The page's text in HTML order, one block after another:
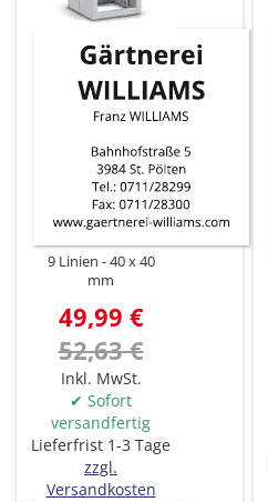
9 Linien
40 x 40
mm
49,99 €
52,63 €
Inkl. MwSt.
✔ Sofort
versandfertig
Lieferfrist 1-3 Tage
zzgl.
Versandkosten